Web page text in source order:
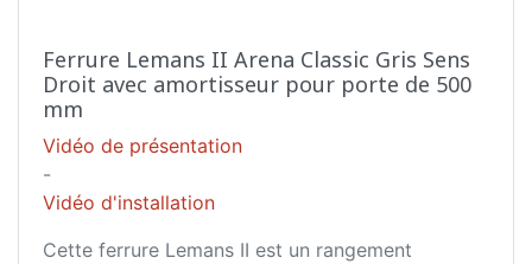
Ferrure Lemans II Arena Classic Gris Sens
Droit avec amortisseur pour porte de 500
mm
Vidéo de présentation
-
Vidéo d'installation
Cette ferrure Lemans II est un rangement